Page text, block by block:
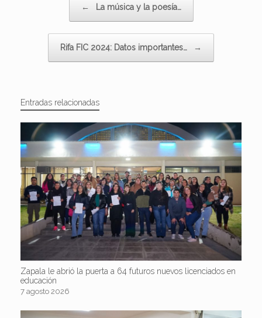
← La música y la poesía…
Rifa FIC 2024: Datos importantes… →
Entradas relacionadas
Zapala le abrió la puerta a 64 futuros nuevos licenciados en
educación
7 agosto 2026